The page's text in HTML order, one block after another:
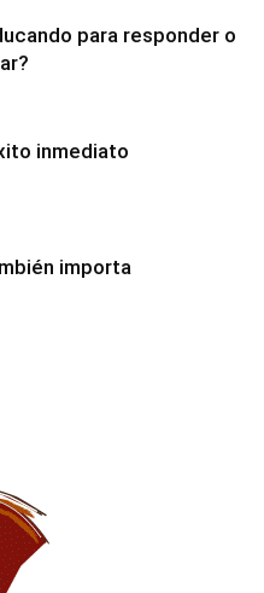
para responder o
inmediato
importa